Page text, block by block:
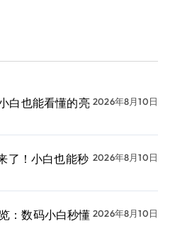
白也能看懂的亮 2026年8月10日
了！小白也能秒 2026年8月10日
：数码小白秒懂 2026年8月10日